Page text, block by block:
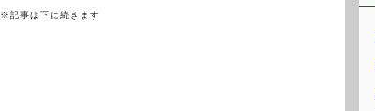
※記事は下に続きます